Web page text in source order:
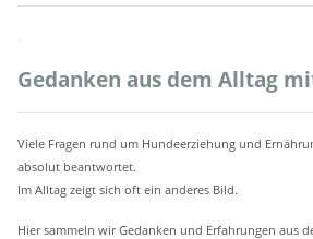
Gedanken aus dem Alltag
Viele Fragen rund um Hundeerziehung und
absolut beantwortet.
Im Alltag zeigt sich oft ein anderes Bild.
Hier sammeln wir Gedanken und Erfahrungen aus